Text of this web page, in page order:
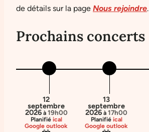
de détails sur la page Nous rejoindre.
Prochains concerts
12
septembre
2026 à 19h00
Planifié ical
Google outlook
13
septembre
2026 à 17h00
Planifié ical
Google outlook